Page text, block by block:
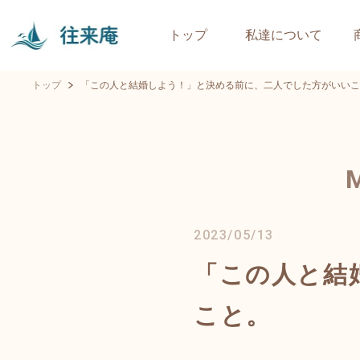
トップ 私達について
トップ 「この人と結婚しよう！」と決める前に、二人でした方がいい
2023/05/13
「この人と
こと。